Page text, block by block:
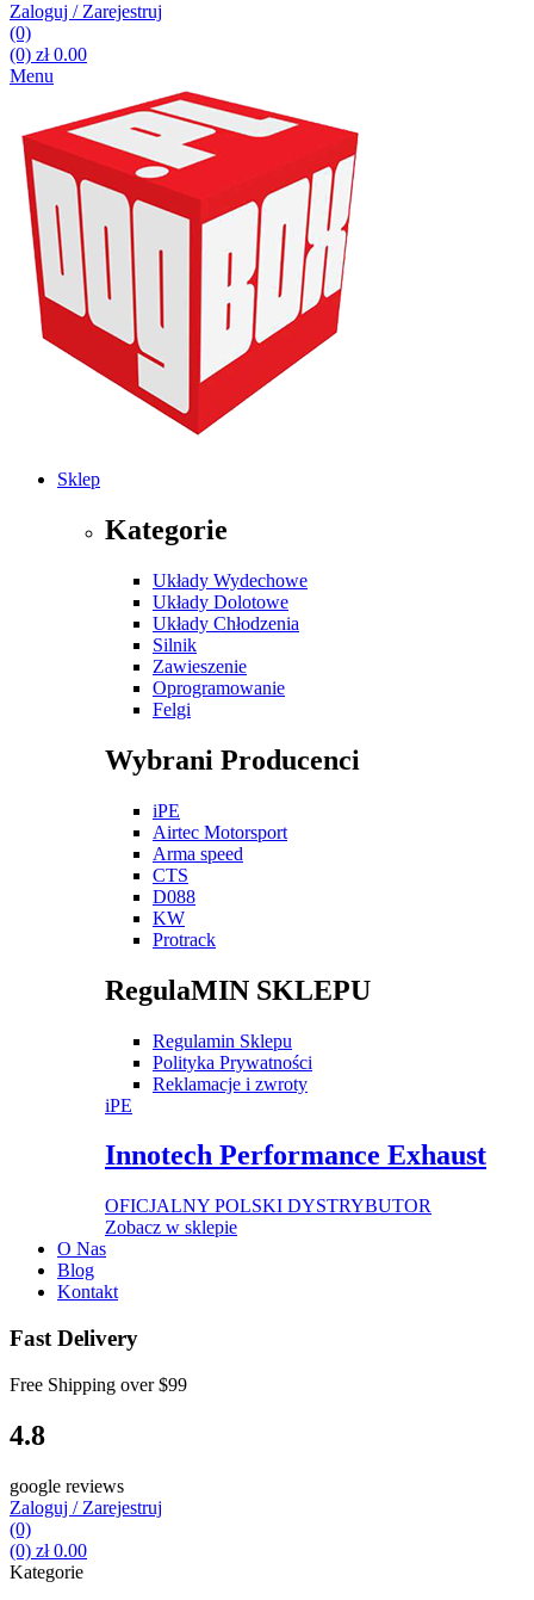
Zaloguj / Zarejestruj
(0)
(0) zł0.00
Menu
Sklep
Kategorie
Układy Wydechowe
Układy Dolotowe
Układy Chłodzenia
Silnik
Zawieszenie
Oprogramowanie
Felgi
Wybrani Producenci
iPE
Airtec Motorsport
Arma speed
CTS
D088
KW
Protrack
RegulaMIN SKLEPU
Regulamin Sklepu
Polityka Prywatności
Reklamacje i zwroty
iPE
Innotech Performance Exhaust
OFICJALNY POLSKI DYSTRYBUTOR
Zobacz w sklepie
O Nas
Blog
Kontakt
Fast Delivery
Free Shipping over$99
4.8
google reviews
Zaloguj / Zarejestruj
(0)
(0) zł0.00
Kategorie